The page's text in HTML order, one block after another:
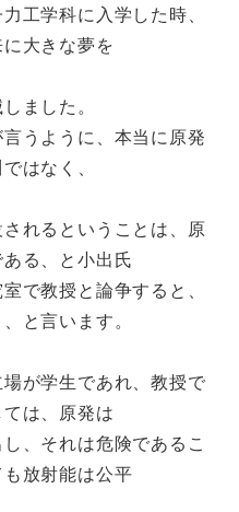
工学科に入学した時、
大きな夢を
ました。
うように、本当に原発
はなく、
れるということは、原
る、と小出氏
で教授と論争すると、
と言います。
が学生であれ、教授で
は、原発は
、それは危険であるこ
放射能は公平